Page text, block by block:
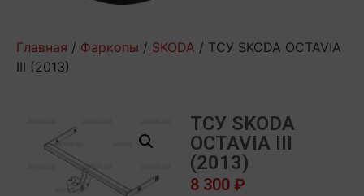
Главная / Фаркопы / SKODA / ТСУ SKODA OCTAVIA
III (2013)
ТСУ SKODA
OCTAVIA III
(2013)
8 300 ₽